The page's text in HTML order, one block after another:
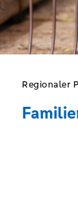
Regionaler